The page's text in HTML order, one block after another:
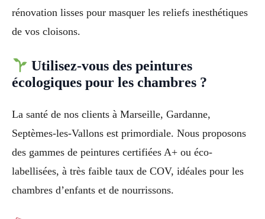
rénovation lisses pour masquer les reliefs inesthétiques
de vos cloisons.
Utilisez-vous des peintures
écologiques pour les chambres ?
La santé de nos clients à Marseille, Gardanne,
Septèmes-les-Vallons est primordiale. Nous proposons
des gammes de peintures certifiées A+ ou éco-
labellisées, à très faible taux de COV, idéales pour les
chambres d’enfants et de nourrissons.